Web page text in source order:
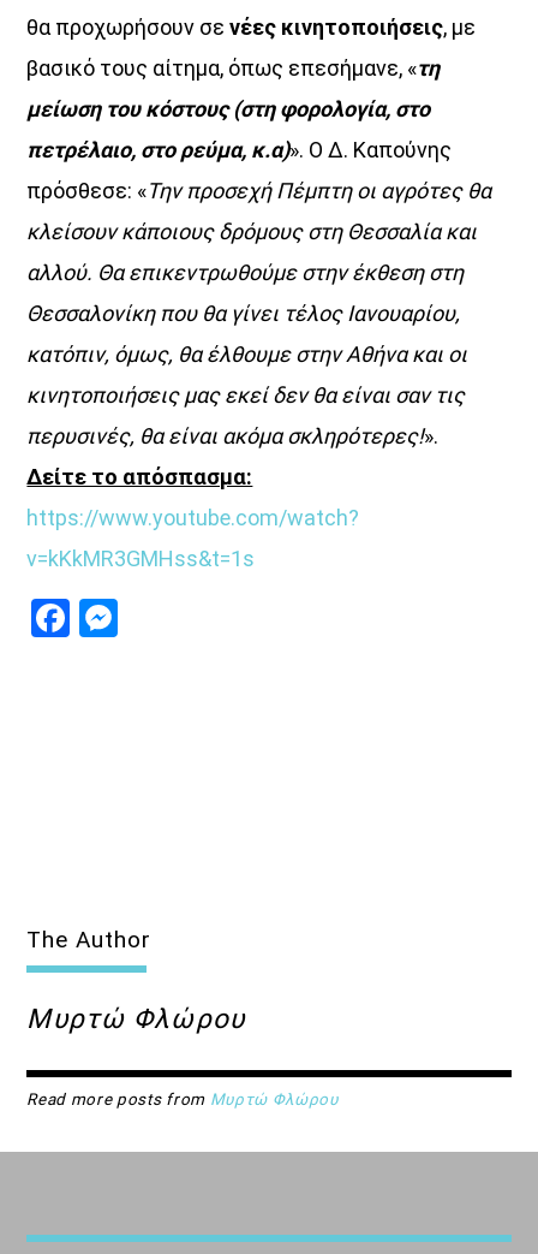
θα προχωρήσουν σενέες κινητοποιήσεις, με
βασικό τους αίτημα, όπως επεσήμανε, «τη
μείωση του κόστους (στη φορολογία, στο
πετρέλαιο, στο ρεύμα, κ.α)». Ο Δ. Καπούνης
πρόσθεσε: «Την προσεχή Πέμπτη οι αγρότες θα
κλείσουν κάποιους δρόμους στη Θεσσαλία και
αλλού. Θα επικεντρωθούμε στην έκθεση στη
Θεσσαλονίκη που θα γίνει τέλος Ιανουαρίου,
κατόπιν, όμως, θα έλθουμε στην Αθήνα και οι
κινητοποιήσεις μας εκεί δεν θα είναι σαν τις
περυσινές, θα είναι ακόμα σκληρότερες!».
Δείτε το απόσπασμα:
https://www.youtube.com/watch?
v=kKkMR3GMHss&t=1s
Facebook
The Author
Μυρτώ Φλώρου
Read more posts from Μυρτώ Φλώρου